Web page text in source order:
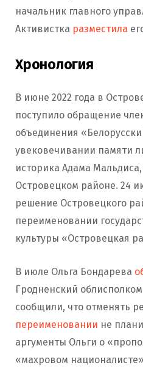
начальник главного
Активистка разместила
Хронология
В июне 2022 года в
поступило обращение
объединения
увековечивании памяти
историка Адама
Островецком районе. 24
решение Островецкого
переименовании
культуры «Островецкая
В июле Ольга Бондарева
Гродненский
сообщили, что отменять
переименовании не
аргументы Ольги о
«махровом